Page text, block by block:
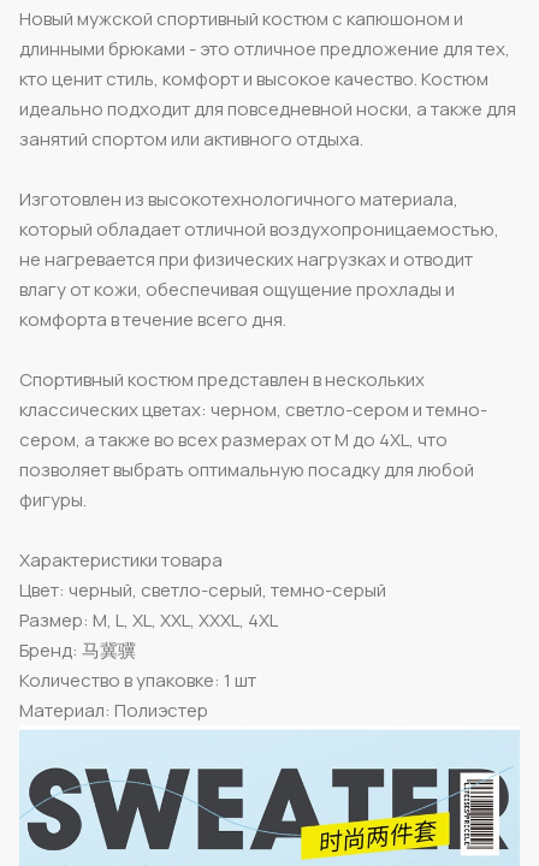
Новый мужской спортивный костюм с капюшоном и
длинными брюками - это отличное предложение для тех,
кто ценит стиль, комфорт и высокое качество. Костюм
идеально подходит для повседневной носки, а также для
занятий спортом или активного отдыха.
Изготовлен из высокотехнологичного материала,
который обладает отличной воздухопроницаемостью,
не нагревается при физических нагрузках и отводит
влагу от кожи, обеспечивая ощущение прохлады и
комфорта в течение всего дня.
Спортивный костюм представлен в нескольких
классических цветах: черном, светло-сером и темно-
сером, а также во всех размерах от M до 4XL, что
позволяет выбрать оптимальную посадку для любой
фигуры.
Характеристики товара
Цвет: черный, светло-серый, темно-серый
Размер: M, L, XL, XXL, XXXL, 4XL
Бренд: 马冀骥
Количество в упаковке: 1 шт
Материал: Полиэстер